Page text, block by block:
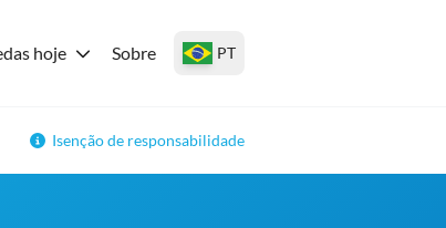
hoje Sobre PT
Isenção de responsabilidade